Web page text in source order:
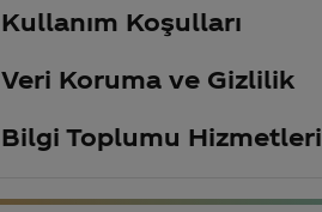
Kullanım Koşulları
Veri Koruma ve Gizlilik
Bilgi Toplumu Hizmetleri